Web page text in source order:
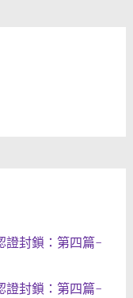
證封鎖：第四篇-
證封鎖：第四篇-